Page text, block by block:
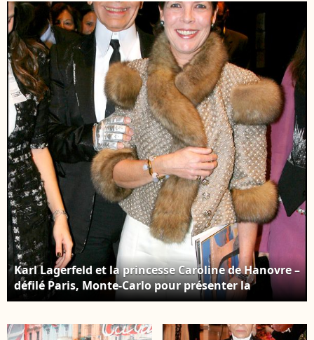
un chef et accès au
complexe bien-être des
Thermes Marins
Monte-Carlo. Le
créateur de mode
allemand Karl
Lagerfeld arrive pour
assister au Bal de la
Rose, Rock'N Rose, à
Monaco, le 28 mars
2009. Le Bal de la Rose
est un événement
caritatif annuel
traditionnel dans la
Principauté de
Monaco.
et confort moderne.
Karl Lagerfeld arrive
pour assister au Bal de
la Rose à Monaco le 29
mars 2008. Le Bal de la
Rose est un événement
caritatif annuel
traditionnel dans la
Principauté de
Monaco.
Karl Lagerfeld et la princesse Caroline de Hanovre –
défilé Paris, Monte-Carlo pour présenter la
nouvelle collection Croisière de Chanel, à l’Opéra
Awards 2006. OLIVIER BORDE / BESTIMAGE